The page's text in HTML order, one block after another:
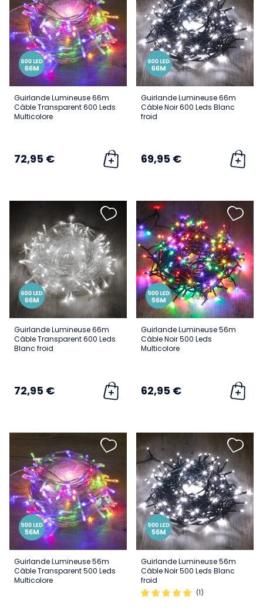
Guirlande Lumineuse 66m
Câble Transparent 600 Leds
Multicolore
72,95 €
Guirlande Lumineuse 66m
Câble Noir 600 Leds Blanc
froid
69,95 €
Guirlande Lumineuse 66m
Câble Transparent 600 Leds
Blanc froid
72,95 €
Guirlande Lumineuse 56m
Câble Noir 500 Leds
Multicolore
62,95 €
Guirlande Lumineuse 56m
Câble Transparent 500 Leds
Multicolore
Guirlande Lumineuse 56m
Câble Noir 500 Leds Blanc
froid
(1)